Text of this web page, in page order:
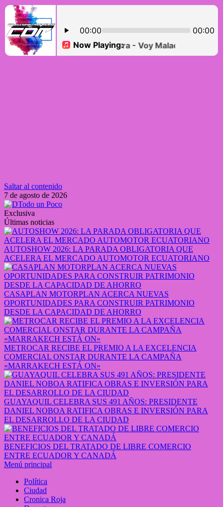
Saltar al contenido
7 de agosto de 2026
Exclusiva
Últimas noticias
AUTOSHOW 2026: LA PARADA OBLIGATORIA QUE
ACELERA EL MERCADO AUTOMOTOR ECUATORIANO
CASAPLAN MOTORPLAN ACERCA NUEVAS
OPORTUNIDADES PARA CONSTRUIR PATRIMONIO
DESDE LA CAPACIDAD DE AHORRO
METROCAR RECIBE EL PREMIO A LA EXCELENCIA
COMERCIAL ONSTAR DURANTE LA CAMPAÑA
«MARRAKECH ESTÁ ON»
GUAYAQUIL CELEBRA SUS 491 AÑOS: PRESIDENTE
DANIEL NOBOA RATIFICA OBRAS E INVERSIÓN PARA
EL DESARROLLO DE LA CIUDAD
BENEFICIOS DEL TRATADO DE LIBRE COMERCIO
ENTRE ECUADOR Y CANADÁ
Menú principal
Política
Ciudad
Cronica Roja